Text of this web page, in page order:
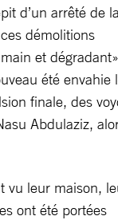
d’un arrêté de
démolitions
et
été envahie
finale, des
Abdulaziz,
vu leur maison,
ont été portées